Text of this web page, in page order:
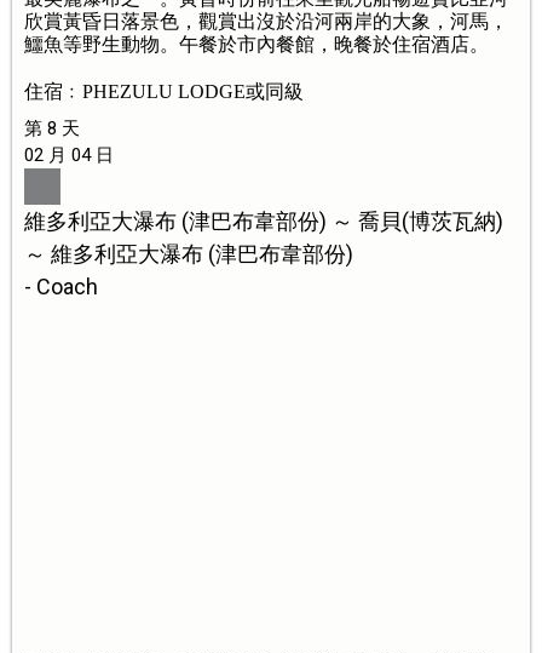
欣賞黃昏日落景色，觀賞出沒於沿河兩岸的大象，河馬，
鱷魚等野生動物。午餐於市內餐館，晚餐於住宿酒店。
住宿﹕PHEZULU LODGE或同級
第 8 天
02 月 04 日
維多利亞大瀑布 (津巴布韋部份) ～ 喬貝(博茨瓦納)
～ 維多利亞大瀑布 (津巴布韋部份)
- Coach